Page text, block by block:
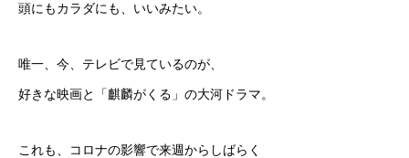
頭にもカラダにも、いいみたい。
唯一、今、テレビで見ているのが、
好きな映画と「麒麟がくる」の大河ドラマ。
これも、コロナの影響で来週からしばらく